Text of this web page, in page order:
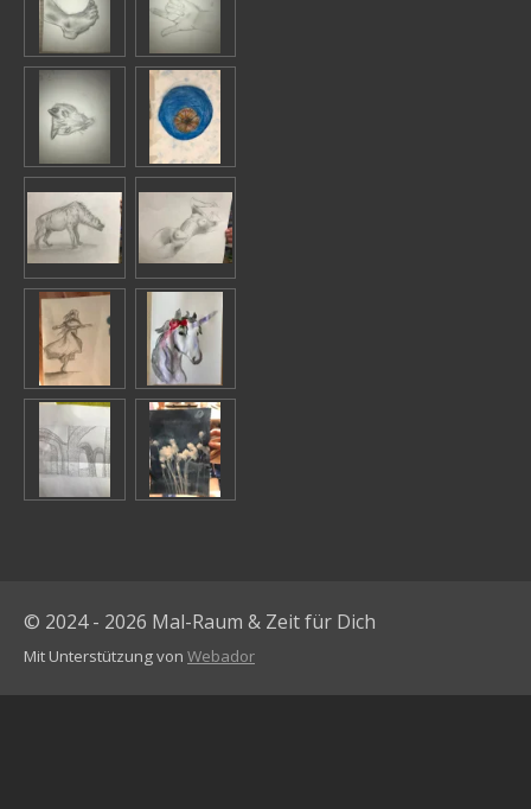
© 2024 - 2026 Mal-Raum & Zeit für Dich
Mit Unterstützung von Webador